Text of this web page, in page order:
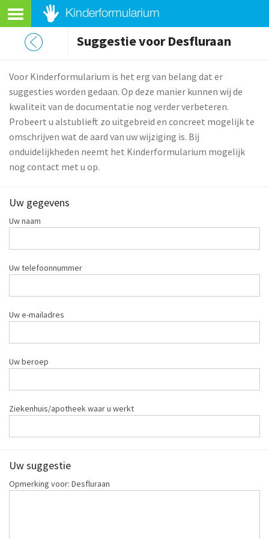
Suggestie voor Desfluraan
Voor Kinderformularium is het erg van belang dat er
suggesties worden gedaan. Op deze manier kunnen wij de
kwaliteit van de documentatie nog verder verbeteren.
Probeert u alstublieft zo uitgebreid en concreet mogelijk te
omschrijven wat de aard van uw wijziging is. Bij
onduidelijkheden neemt het Kinderformularium mogelijk
nog contact met u op.
Uw gegevens
Uw naam
Uw telefoonnummer
Uw e-mailadres
Uw beroep
Ziekenhuis/apotheek waar u werkt
Uw suggestie
Opmerking voor: Desfluraan